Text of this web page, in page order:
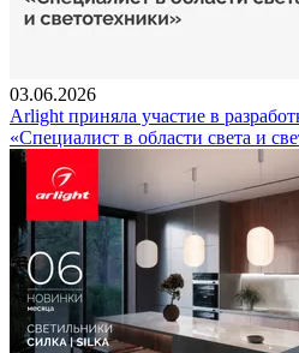
03.06.2026
Arlight приняла участие в
«Специалист в области света и